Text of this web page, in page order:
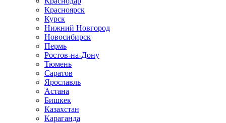
Красноярск
Курск
Нижний Новгород
Новосибирск
Пермь
Ростов-на-Дону
Тюмень
Саратов
Ярославль
Астана
Бишкек
Казахстан
Караганда